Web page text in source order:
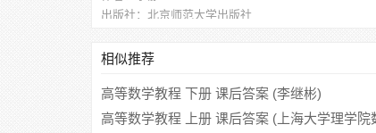
出版社：北京师范大学出版社
相似推荐
高等数学教程 下册 课后答案 (李继彬)
高等数学教程 上册 课后答案 (上海大学理学院